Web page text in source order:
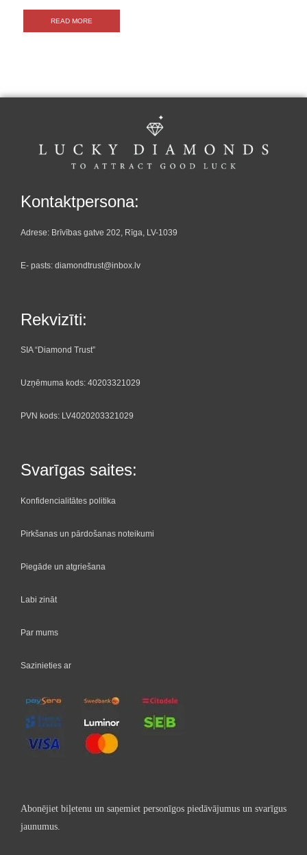
READ MORE
Kontaktpersona:
Adrese: Brīvības gatve 202, Rīga, LV-1039
E- pasts: diamondtrust@inbox.lv
Rekvizīti:
SIA “Diamond Trust”
Uzņēmuma kods: 40203321029
PVN kods: LV4020203321029
Svarīgas saites:
Konfidencialitātes politika
Pirkšanas un pārdošanas noteikumi
Piegāde un atgriešana
Labi zināt
Par mums
Sazinieties ar
Abonējiet biļetenu un saņemiet personīgos piedāvājumus un svarīgus
jaunumus.